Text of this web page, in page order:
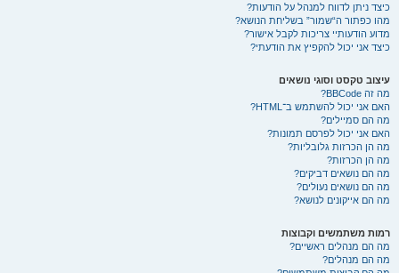
כיצד ניתן לדווח למנהל על הודעות?
מהו כפתור ה“שמור” בשליחת הנושא?
מדוע הודעותיי צריכות לקבל אישור?
כיצד אני יכול להקפיץ את הודעתי?
עיצוב טקסט וסוגי נושאים
מה זה BBCode?
האם אני יכול להשתמש ב־HTML?
מה הם סמיילים?
האם אני יכול לפרסם תמונות?
מה הן הכרזות גלובליות?
מה הן הכרזות?
מה הם נושאים דביקים?
מה הם נושאים נעולים?
מה הם אייקונים לנושא?
רמות משתמשים וקבוצות
מה הם מנהלים ראשיים?
מה הם מנהלים?